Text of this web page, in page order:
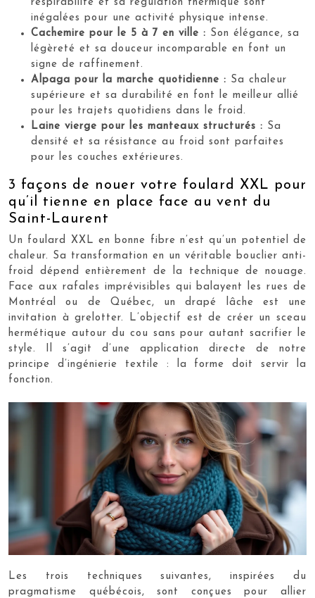
respirabilité et sa régulation thermique sont
inégalées pour une activité physique intense.
Cachemire pour le 5 à 7 en ville : Son élégance, sa
légèreté et sa douceur incomparable en font un
signe de raffinement.
Alpaga pour la marche quotidienne : Sa chaleur
supérieure et sa durabilité en font le meilleur allié
pour les trajets quotidiens dans le froid.
Laine vierge pour les manteaux structurés : Sa
densité et sa résistance au froid sont parfaites
pour les couches extérieures.
3 façons de nouer votre foulard XXL pour
qu’il tienne en place face au vent du
Saint-Laurent
Un foulard XXL en bonne fibre n’est qu’un potentiel de
chaleur. Sa transformation en un véritable bouclier anti-
froid dépend entièrement de la technique de nouage.
Face aux rafales imprévisibles qui balayent les rues de
Montréal ou de Québec, un drapé lâche est une
invitation à grelotter. L’objectif est de créer un sceau
hermétique autour du cou sans pour autant sacrifier le
style. Il s’agit d’une application directe de notre
principe d’ingénierie textile : la forme doit servir la
fonction.
Les trois techniques suivantes, inspirées du
pragmatisme québécois, sont conçues pour allier